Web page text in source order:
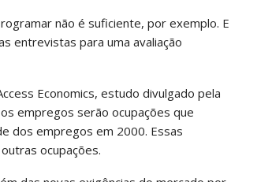
não é suficiente, por exemplo. E
entrevistas para uma avaliação
Economics, estudo divulgado pela
empregos serão ocupações que
dos empregos em 2000. Essas
ocupações.